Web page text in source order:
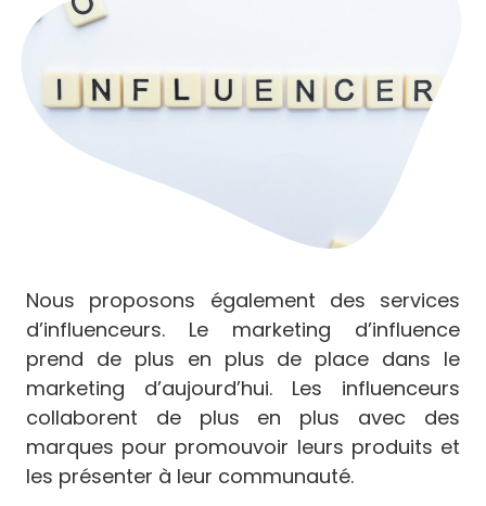
Nous proposons également des services
d’influenceurs. Le marketing d’influence
prend de plus en plus de place dans le
marketing d’aujourd’hui. Les influenceurs
collaborent de plus en plus avec des
marques pour promouvoir leurs produits et
les présenter à leur communauté.